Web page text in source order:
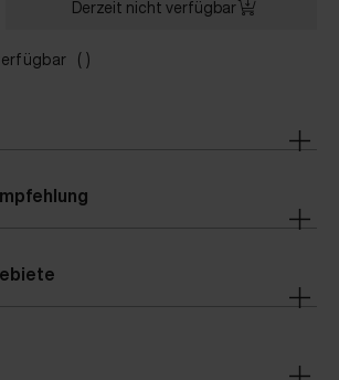
Derzeit nicht verfügbar
( )